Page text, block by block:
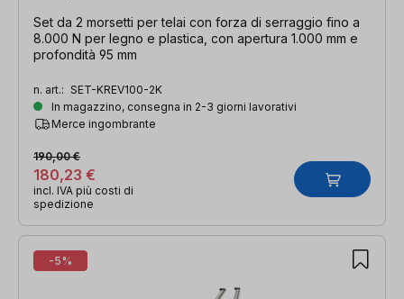
Set da 2 morsetti per telai con forza di serraggio fino a
8.000 N per legno e plastica, con apertura 1.000 mm e
profondità 95 mm
n. art.: SET-KREV100-2K
In magazzino, consegna in 2-3 giorni lavorativi
Merce ingombrante
180,23 €
190,00 €
incl. IVA più costi di
spedizione
-5%